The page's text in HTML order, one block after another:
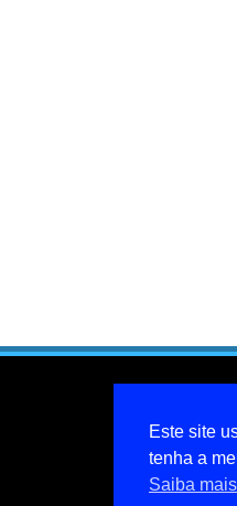
Este site
tenha a
Saiba mais